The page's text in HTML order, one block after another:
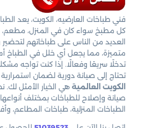
فني طباخات العارضيه، الكويت، يعد
كل مطبخ سواء كان في المنزل، مطعم،
العديد من الناس على طباخاتهم
متميزة، مما يجعل أي خلل في الطباخ
تدخلًا سريعًا وفعالًا. إذا كنت تواجه
تحتاج إلى صيانة دورية لضمان استمرارية
الكويت العالمية هي الخيار الأمثل
صيانة وإصلاح للطباخات بمختلف
الطباخات المنزلية، طباخات المطاعم،